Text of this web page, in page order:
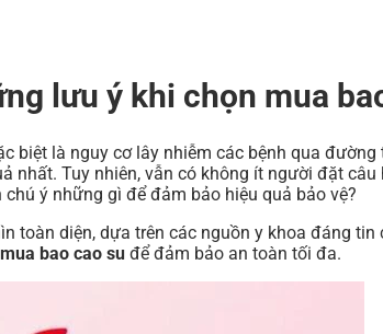
lưu ý khi chọn mua
là nguy cơ lây nhiễm các bệnh qua đường
nhất. Tuy nhiên, vẫn có không ít người đặt câu
ý những gì để đảm bảo hiệu quả bảo vệ?
toàn diện, dựa trên các nguồn y khoa đáng tin
bao cao su để đảm bảo an toàn tối đa.